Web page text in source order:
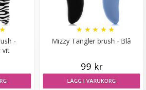
hästsvans lockig syntetiskt löshår
-
vit
★
Mizzy Tangler brush - Blå
★ ★ ★ ★ ★
99 kr
LÄGG I VARUKORG